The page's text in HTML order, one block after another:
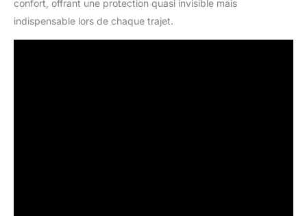
confort, offrant une protection quasi invisible mais
indispensable lors de chaque trajet.